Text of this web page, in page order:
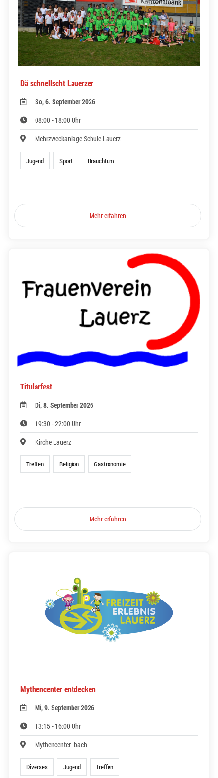
Dä schnellscht Lauerzer
So, 6. September 2026
08:00 - 18:00 Uhr
Mehrzweckanlage Schule Lauerz
Jugend Sport Brauchtum
Mehr erfahren
Titularfest
Di, 8. September 2026
19:30 - 22:00 Uhr
Kirche Lauerz
Treffen Religion Gastronomie
Mehr erfahren
Mythencenter entdecken
Mi, 9. September 2026
13:15 - 16:00 Uhr
Mythencenter Ibach
Diverses Jugend Treffen